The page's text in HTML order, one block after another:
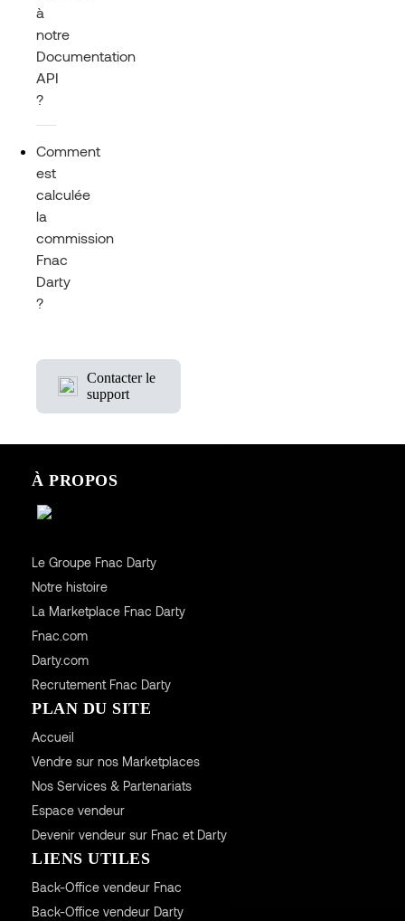
à
notre
Documentation
API
?
Comment
est
calculée
la
commission
Fnac
Darty
?
Contacter le
support
À PROPOS
Le Groupe Fnac Darty
Notre histoire
La Marketplace Fnac Darty
Fnac.com
Darty.com
Recrutement Fnac Darty
PLAN DU SITE
Accueil
Vendre sur nos Marketplaces
Nos Services & Partenariats
Espace vendeur
Devenir vendeur sur Fnac et Darty
LIENS UTILES
Back-Office vendeur Fnac
Back-Office vendeur Darty